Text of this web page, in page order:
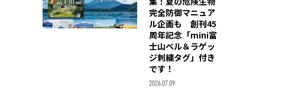
完全防御マニュア
ル企画も 創刊45
周年記念「mini富
士山ベル＆ラゲッ
ジ刺繍タグ」付き
です！
2026.07.09